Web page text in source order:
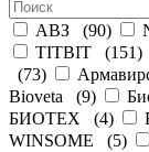
АВЗ (90)
TITBIT (151)
(73)
Bioveta (9)
БИОТЕХ (4)
WINSOME (5)